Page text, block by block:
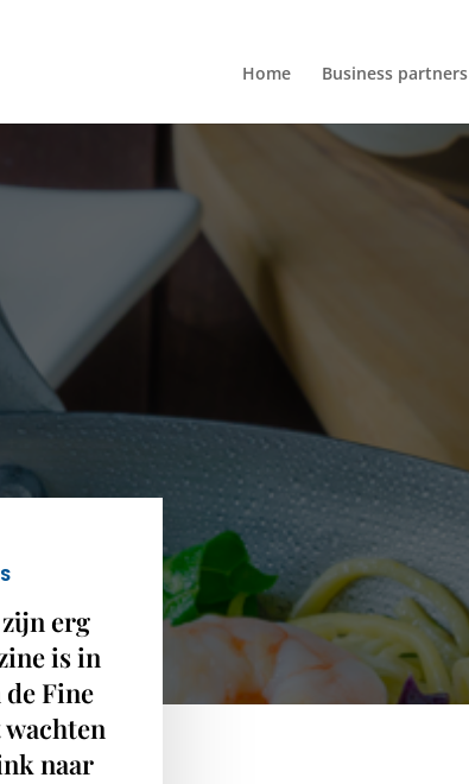
Home Business partners
erg
is in
Fine
naar